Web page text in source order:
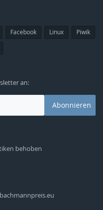
Facebook Linux
Piwik
an:
behoben